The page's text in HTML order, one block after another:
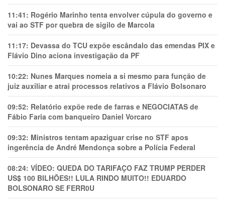
11:41: Rogério Marinho tenta envolver cúpula do governo e
vai ao STF por quebra de sigilo de Marcola
11:17: Devassa do TCU expõe escândalo das emendas PIX e
Flávio Dino aciona investigação da PF
10:22: Nunes Marques nomeia a si mesmo para função de
juiz auxiliar e atrai processos relativos a Flávio Bolsonaro
09:52: Relatório expõe rede de farras e NEGOCIATAS de
Fábio Faria com banqueiro Daniel Vorcaro
09:32: Ministros tentam apaziguar crise no STF apos
ingerência de André Mendonça sobre a Polícia Federal
08:24: VÍDEO: QUEDA DO TARIFAÇO FAZ TRUMP PERDER
US$ 100 BILHÕES!! LULA RINDO MUITO!! EDUARDO
BOLSONARO SE FERR0U